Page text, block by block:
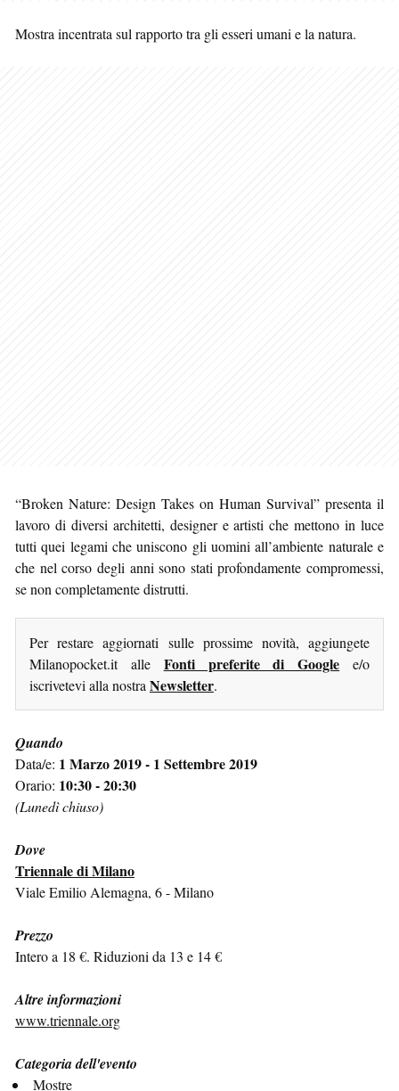
Mostra incentrata sul rapporto tra gli esseri umani e la natura.
“Broken Nature: Design Takes on Human Survival” presenta il
lavoro di diversi architetti, designer e artisti che mettono in luce
tutti quei legami che uniscono gli uomini all’ambiente naturale e
che nel corso degli anni sono stati profondamente compromessi,
se non completamente distrutti.
Per restare aggiornati sulle prossime novità, aggiungete
Milanopocket.it alle Fonti preferite di Google e/o
iscrivetevi alla nostra Newsletter.
Quando
Data/e: 1 Marzo 2019 - 1 Settembre 2019
Orario: 10:30 - 20:30
(Lunedì chiuso)
Dove
Triennale di Milano
Viale Emilio Alemagna, 6 - Milano
Prezzo
Intero a 18 €. Riduzioni da 13 e 14 €
Altre informazioni
www.triennale.org
Categoria dell'evento
Mostre